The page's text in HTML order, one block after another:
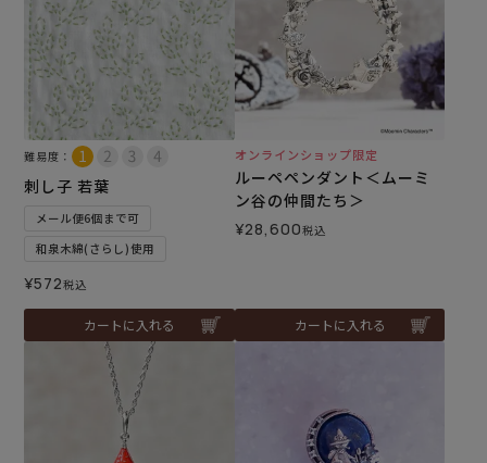
難易度：
刺し子 若葉
メール便6個まで可
和泉木綿(さらし)使用
¥572税込
カートに入れる
オンラインショップ限定
ルーペペンダント＜ムーミ
ン谷の仲間たち＞
¥28,600税込
カートに入れる